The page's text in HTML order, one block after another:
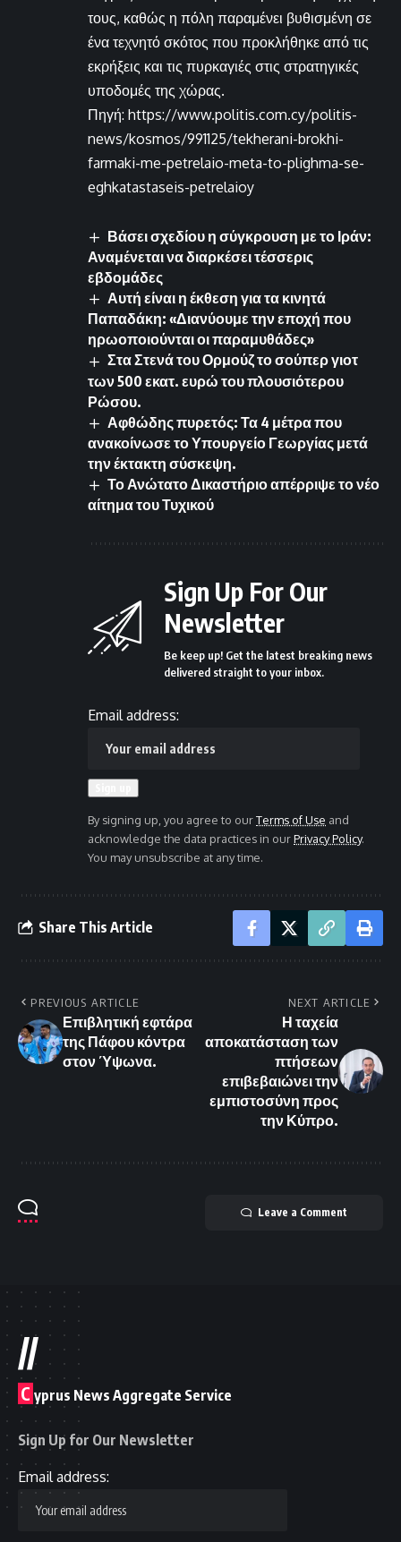
τους, καθώς η πόλη παραμένει βυθισμένη σε
ένα τεχνητό σκότος που προκλήθηκε από τις
εκρήξεις και τις πυρκαγιές στις στρατηγικές
υποδομές της χώρας.
Πηγή: https://www.politis.com.cy/politis-
news/kosmos/991125/tekherani-brokhi-
farmaki-me-petrelaio-meta-to-plighma-se-
eghkatastaseis-petrelaioy
Βάσει σχεδίου η σύγκρουση με το Ιράν:
Αναμένεται να διαρκέσει τέσσερις
εβδομάδες
Αυτή είναι η έκθεση για τα κινητά
Παπαδάκη: «Διανύουμε την εποχή που
ηρωοποιούνται οι παραμυθάδες»
Στα Στενά του Ορμούζ το σούπερ γιοτ
των 500 εκατ. ευρώ του πλουσιότερου
Ρώσου.
Αφθώδης πυρετός: Τα 4 μέτρα που
ανακοίνωσε το Υπουργείο Γεωργίας μετά
την έκτακτη σύσκεψη.
Το Ανώτατο Δικαστήριο απέρριψε το νέο
αίτημα του Τυχικού
Sign Up For Our
Newsletter
Be keep up! Get the latest breaking news
delivered straight to your inbox.
Email address:
By signing up, you agree to ourTerms of Use and
acknowledge the data practices in ourPrivacy Policy.
You may unsubscribe at any time.
Share This Article
PREVIOUS ARTICLE
Επιβλητική εφτάρα
της Πάφου κόντρα
στον Ύψωνα.
NEXT ARTICLE
Η ταχεία
αποκατάσταση των
πτήσεων
επιβεβαιώνει την
εμπιστοσύνη προς
την Κύπρο.
Leave a Comment
//
C yprus News Aggregate Service
Sign Up for Our Newsletter
Email address: